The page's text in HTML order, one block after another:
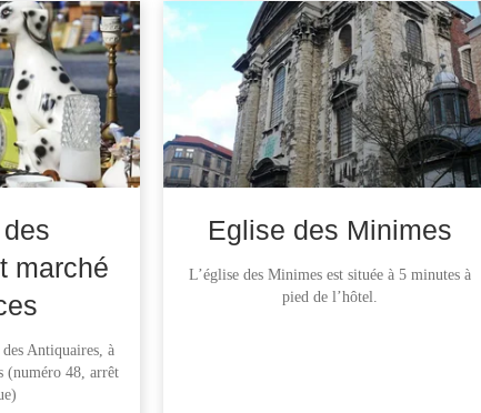
marché
Antiquaires, à
(numéro 48, arrêt
Eglise des Minimes
L’église des Minimes est située à 5 minutes à
pied de l’hôtel.
NL